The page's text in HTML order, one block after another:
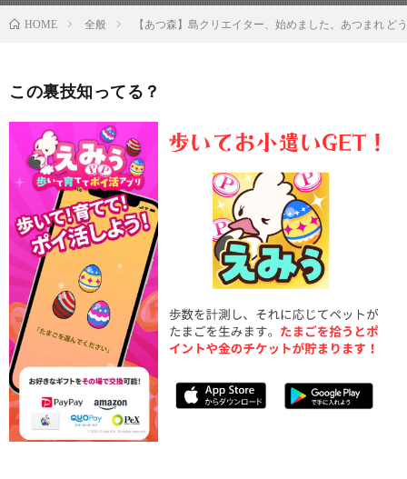
HOME 全般 【あつ森】島クリエイター、始めました。あつまれ ど
この裏技知ってる？